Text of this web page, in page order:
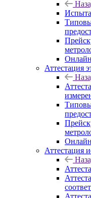
Аттестация
Аттестация